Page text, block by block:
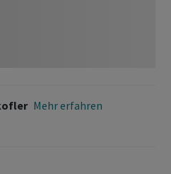
Mehr erfahren